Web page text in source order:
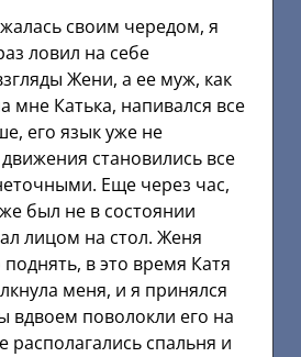
своим чередом, я
ловил на себе
Жени, а ее муж, как
мне Катька, напивался все
его язык уже не
становились все
Еще через час,
был не в состоянии
лицом на стол. Женя
в это время Катя
меня, и я принялся
вдвоем поволокли его на
располагались спальня и